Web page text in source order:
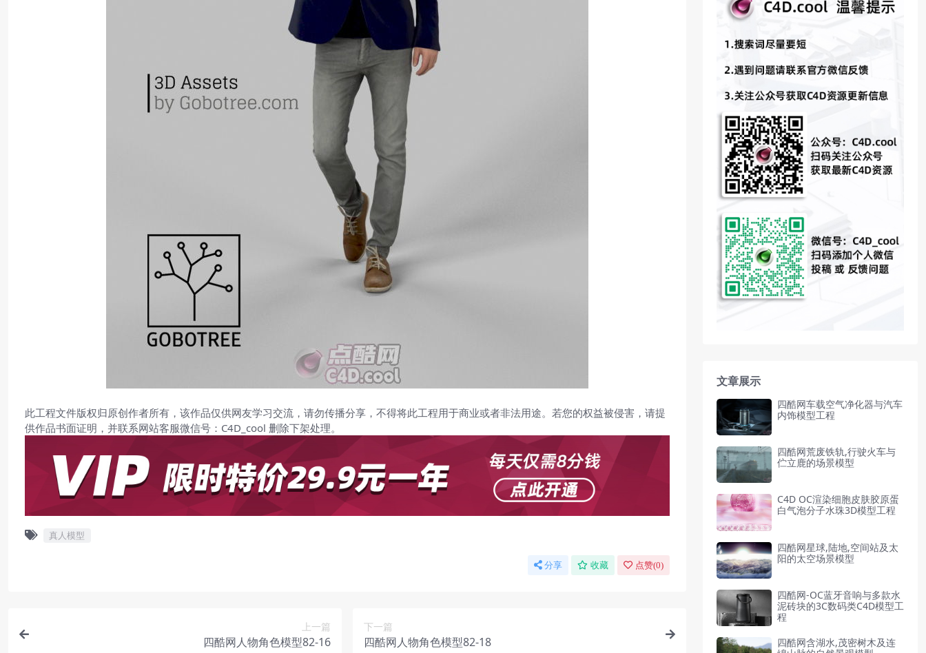
此工程文件版权归原创作者所有，该作品仅供网友学习交流，请勿传播分享，不得将此工程用于商业或者非法用途。若您的权益被侵害，请提
供作品书面证明，并联系网站客服微信号：C4D_cool 删除下架处理。
真人模型
分享 收藏 点赞(0)
上一篇
四酷网人物角色模型82-16
下一篇
四酷网人物角色模型82-18
文章展示
四酷网车载空气净化器与汽车
内饰模型工程
四酷网荒废铁轨,行驶火车与
伫立鹿的场景模型
C4D OC渲染细胞皮肤胶原蛋
白气泡分子水珠3D模型工程
四酷网星球,陆地,空间站及太
阳的太空场景模型
四酷网-OC蓝牙音响与多款水
泥砖块的3C数码类C4D模型工
程
四酷网含湖水,茂密树木及连